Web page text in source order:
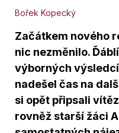
Bořek Kopecký
Začátkem nového
nic nezměnilo.
výborných
nadešel čas na
si opět připsali
rovněž starší žáci